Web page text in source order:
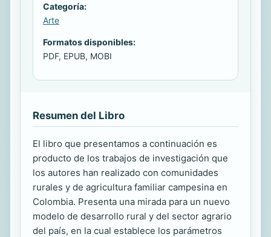
Categoría:
Arte
Formatos disponibles:
PDF, EPUB, MOBI
Resumen del Libro
El libro que presentamos a continuación es
producto de los trabajos de investigación que
los autores han realizado con comunidades
rurales y de agricultura familiar campesina en
Colombia. Presenta una mirada para un nuevo
modelo de desarrollo rural y del sector agrario
del país, en la cual establece los parámetros